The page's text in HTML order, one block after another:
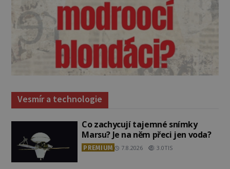
Vesmír a technologie
Co zachycují tajemné snímky
Marsu? Je na něm přeci jen voda?
PREMIUM 7.8.2026 3.0TIS